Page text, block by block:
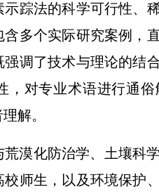
踪法的科学可行性、
多个实际研究案例，
调了技术与理论的结
，对专业术语进行通
解。
漠化防治学、土壤科
师生，以及环境保护